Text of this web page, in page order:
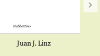
Juan J. Linz